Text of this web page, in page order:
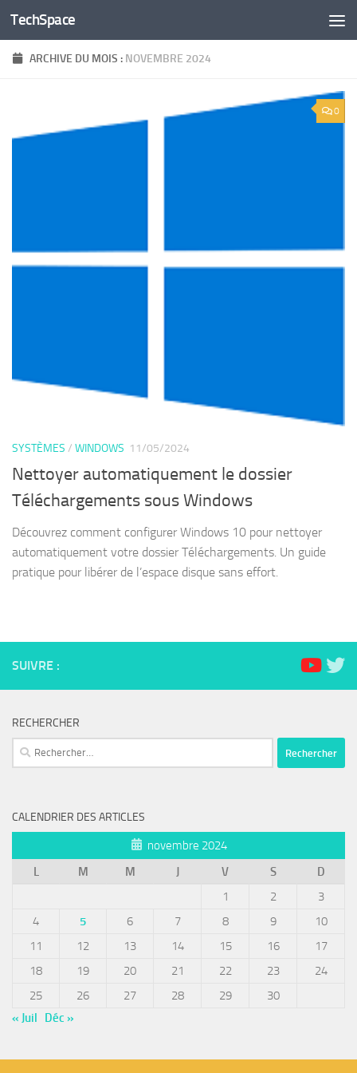
Skip to content
TechSpace
ARCHIVE DU MOIS : NOVEMBRE 2024
0
SYSTÈMES / WINDOWS 11/05/2024
Nettoyer automatiquement le dossier
Téléchargements sous Windows
Découvrez comment configurer Windows 10 pour nettoyer
automatiquement votre dossier Téléchargements. Un guide
pratique pour libérer de l’espace disque sans effort.
SUIVRE :
RECHERCHER
Rechercher :
CALENDRIER DES ARTICLES
novembre 2024
L
M M J V S
D
1
2
3
4
5 6 7 8 9
10
11
12 13 14 15 16
17
18
19 20 21 22 23
24
25
26 27 28 29
30
« Juil
Déc »